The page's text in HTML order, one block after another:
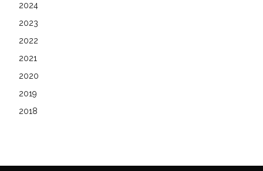
2024
2023
2022
2021
2020
2019
2018